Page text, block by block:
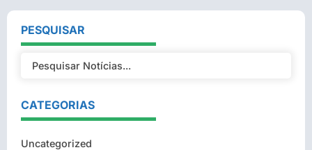
PESQUISAR
CATEGORIAS
Uncategorized